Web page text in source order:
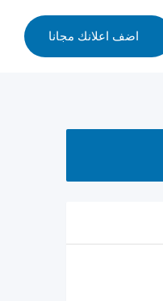
اضف اعلانك مجانا